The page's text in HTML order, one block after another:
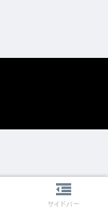
サイドバー